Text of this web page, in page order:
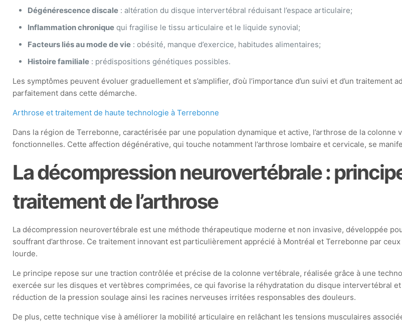
Dégénérescence discale : altération du disque intervertébral réduisant l’espace articulaire;
Inflammation chronique qui fragilise le tissu articulaire et le liquide synovial;
Facteurs liés au mode de vie : obésité, manque d’exercice, habitudes alimentaires;
Histoire familiale : prédispositions génétiques possibles.
Les symptômes peuvent évoluer graduellement et s’amplifier, d’où l’importance d’un suivi et d’un
parfaitement dans cette démarche.
Arthrose et traitement de haute technologie à Terrebonne
Dans la région de Terrebonne, caractérisée par une population dynamique et active, l’arthrose de la
fonctionnelles. Cette affection dégénérative, qui touche notamment l’arthrose lombaire et cervicale, se
La décompression neurovertébrale :
traitement de l’arthrose
La décompression neurovertébrale est une méthode thérapeutique moderne et non invasive, développée
souffrant d’arthrose. Ce traitement innovant est particulièrement apprécié à Montréal et Terrebonne par
lourde.
Le principe repose sur une traction contrôlée et précise de la colonne vertébrale, réalisée grâce à une
exercée sur les disques et vertèbres comprimées, ce qui favorise la réhydratation du disque intervertébral
réduction de la pression soulage ainsi les racines nerveuses irritées responsables des douleurs.
De plus, cette technique vise à améliorer la mobilité articulaire en relâchant les tensions musculaires